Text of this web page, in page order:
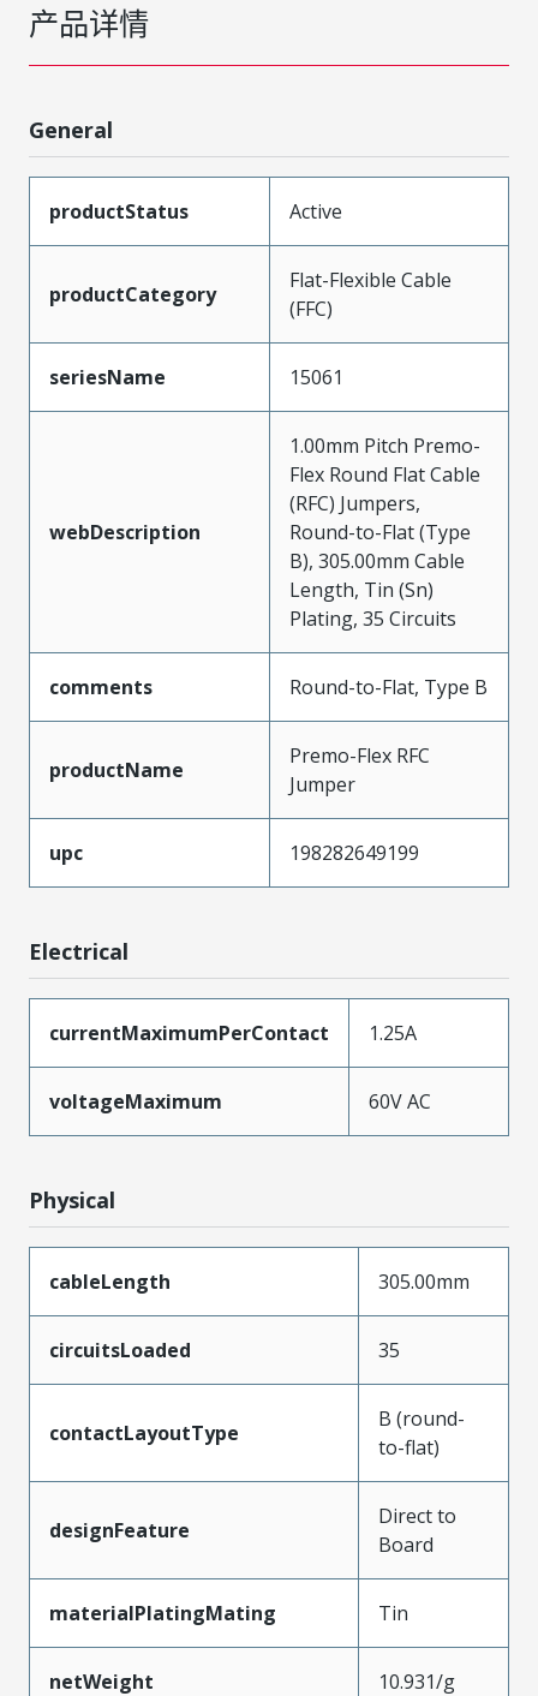
产品详情
General
productStatus Active
productCategory
Flat-Flexible Cable
(FFC)
seriesName 15061
webDescription
1.00mm Pitch Premo-
Flex Round Flat Cable
(RFC) Jumpers,
Round-to-Flat (Type
B), 305.00mm Cable
Length, Tin (Sn)
Plating, 35 Circuits
comments Round-to-Flat, Type B
productName
Premo-Flex RFC
Jumper
upc 198282649199
Electrical
currentMaximumPerContact 1.25A
voltageMaximum 60V AC
Physical
cableLength 305.00mm
circuitsLoaded 35
contactLayoutType
B (round-
to-flat)
designFeature
Direct to
Board
materialPlatingMating Tin
netWeight 10.931/g